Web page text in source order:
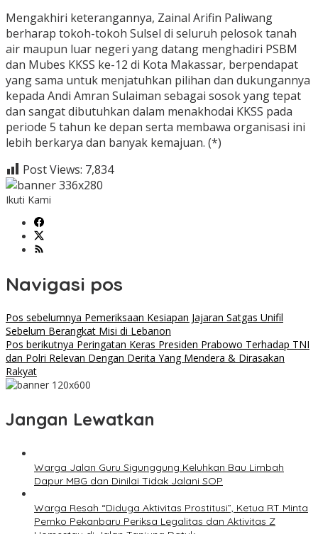
Mengakhiri keterangannya, Zainal Arifin Paliwang
berharap tokoh-tokoh Sulsel di seluruh pelosok tanah
air maupun luar negeri yang datang menghadiri PSBM
dan Mubes KKSS ke-12 di Kota Makassar, berpendapat
yang sama untuk menjatuhkan pilihan dan dukungannya
kepada Andi Amran Sulaiman sebagai sosok yang tepat
dan sangat dibutuhkan dalam menakhodai KKSS pada
periode 5 tahun ke depan serta membawa organisasi ini
lebih berkarya dan banyak kemajuan. (*)
Post Views: 7,834
Ikuti Kami
Navigasi pos
Pos sebelumnya Pemeriksaan Kesiapan Jajaran Satgas Unifil
Sebelum Berangkat Misi di Lebanon
Pos berikutnya Peringatan Keras Presiden Prabowo Terhadap TNI
dan Polri Relevan Dengan Derita Yang Mendera & Dirasakan
Rakyat
Jangan Lewatkan
Warga Jalan Guru Sigunggung Keluhkan Bau Limbah
Dapur MBG dan Dinilai Tidak Jalani SOP
Warga Resah “Diduga Aktivitas Prostitusi”, Ketua RT Minta
Pemko Pekanbaru Periksa Legalitas dan Aktivitas Z